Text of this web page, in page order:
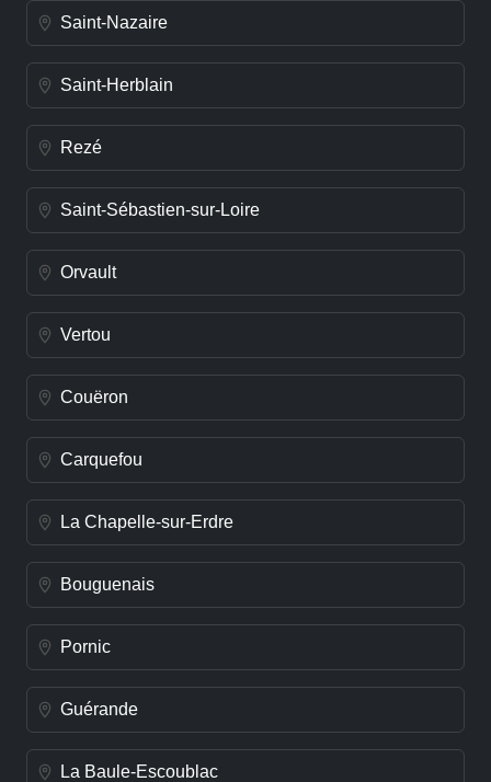
Saint-Nazaire
Saint-Herblain
Rezé
Saint-Sébastien-sur-Loire
Orvault
Vertou
Couëron
Carquefou
La Chapelle-sur-Erdre
Bouguenais
Pornic
Guérande
La Baule-Escoublac